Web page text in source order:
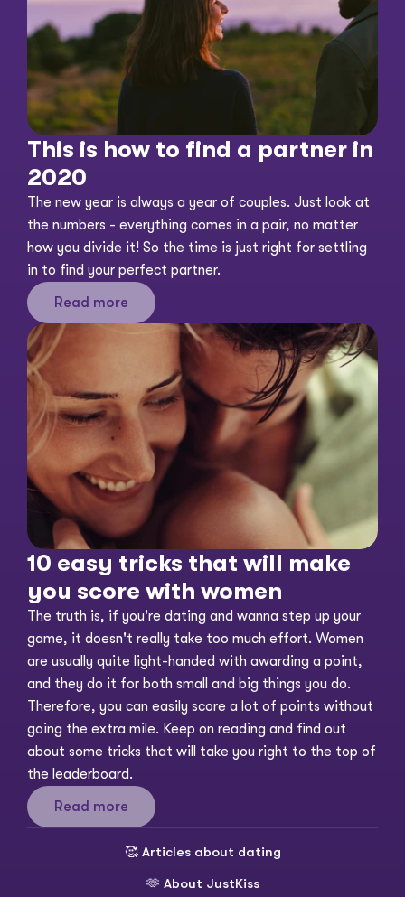
This is how to find a partner in
2020
The new year is always a year of couples. Just look at
the numbers - everything comes in a pair, no matter
how you divide it! So the time is just right for settling
in to find your perfect partner.
Read more
10 easy tricks that will make
you score with women
The truth is, if you're dating and wanna step up your
game, it doesn't really take too much effort. Women
are usually quite light-handed with awarding a point,
and they do it for both small and big things you do.
Therefore, you can easily score a lot of points without
going the extra mile. Keep on reading and find out
about some tricks that will take you right to the top of
the leaderboard.
Read more
🥰 Articles about dating
🫶 About JustKiss